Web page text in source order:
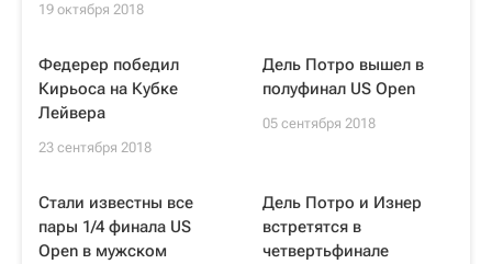
19 октября 2018
Федерер победил
Кирьоса на Кубке
Лейвера
23 сентября 2018
Дель Потро вышел в
полуфинал US Open
05 сентября 2018
Стали известны все
пары 1/4 финала US
Open в мужском
Дель Потро и Изнер
встретятся в
четвертьфинале